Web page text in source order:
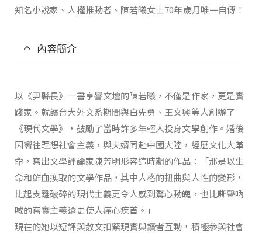
知名小說家、人權推動者、陳若曦女士70年歲月唯一自傳！
內容簡介
以《尹縣長》一書享譽文壇的陳若曦，不僅是作家，更是實
踐家。就讀台大外文系期間與白先勇、王文興等人創辦了
《現代文學》，鼓勵了當時許多年輕人投身文學創作。婚後
因嚮往理想社會主義，與夫婿同赴中國大陸，經歷文化大革
命，寫出文學評論家陳芳明形容這時期的作品：「那是以生
命和鮮血換取的文學作品，其中人格的扭曲與人性的變形，
比起支離破碎的現代主義更令人感到驚心動魄，也比嘶聲吶
喊的寫實主義還更使人痛心疾首。」
現在的她以短評與散文扣緊現實與讀者互動，積極參與社會